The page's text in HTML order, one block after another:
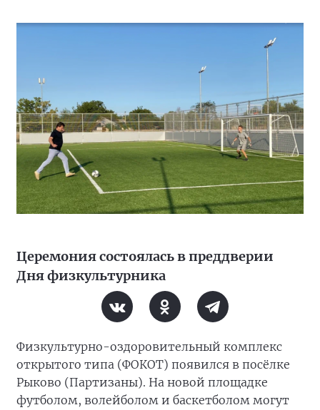
Церемония состоялась в преддверии
Дня физкультурника
Физкультурно-оздоровительный комплекс
открытого типа (ФОКОТ) появился в посёлке
Рыково (Партизаны). На новой площадке
футболом, волейболом и баскетболом могут